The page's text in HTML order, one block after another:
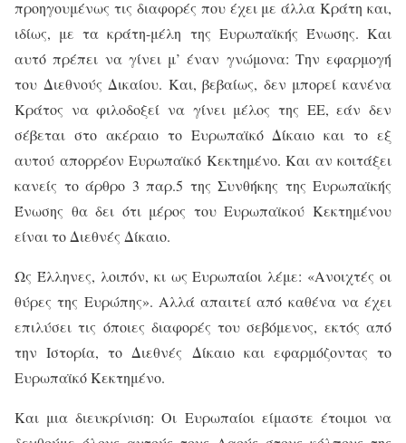
προηγουμένως τις διαφορές που έχει με άλλα Κράτη και,
ιδίως, με τα κράτη-μέλη της Ευρωπαϊκής Ένωσης. Και
αυτό πρέπει να γίνει μ’ έναν γνώμονα: Την εφαρμογή
του Διεθνούς Δικαίου. Και, βεβαίως, δεν μπορεί κανένα
Κράτος να φιλοδοξεί να γίνει μέλος της ΕΕ, εάν δεν
σέβεται στο ακέραιο το Ευρωπαϊκό Δίκαιο και το εξ
αυτού απορρέον Ευρωπαϊκό Κεκτημένο. Και αν κοιτάξει
κανείς το άρθρο 3 παρ.5 της Συνθήκης της Ευρωπαϊκής
Ένωσης θα δει ότι μέρος του Ευρωπαϊκού Κεκτημένου
είναι το Διεθνές Δίκαιο.
Ως Έλληνες, λοιπόν, κι ως Ευρωπαίοι λέμε: «Ανοιχτές οι
θύρες της Ευρώπης». Αλλά απαιτεί από καθένα να έχει
επιλύσει τις όποιες διαφορές του σεβόμενος, εκτός από
την Ιστορία, το Διεθνές Δίκαιο και εφαρμόζοντας το
Ευρωπαϊκό Κεκτημένο.
Και μια διευκρίνιση: Οι Ευρωπαίοι είμαστε έτοιμοι να